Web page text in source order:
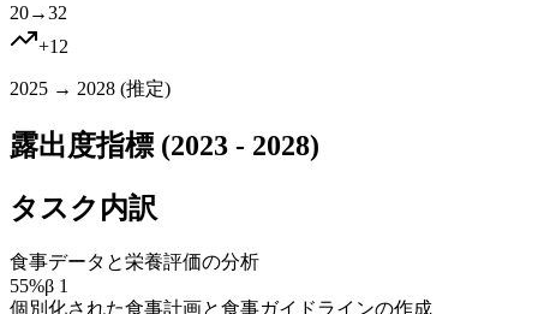
20→32
+12
2025 → 2028 (推定)
露出度指標 (2023 - 2028)
タスク内訳
食事データと栄養評価の分析
55%β 1
個別化された食事計画と食事ガイドラインの作成